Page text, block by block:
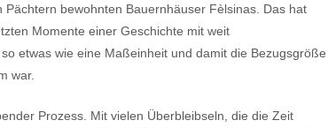
bewohnten Bauernhäuser Fèlsinas. Das hat
­Momente einer Geschichte mit weit
etwas wie eine Maßeinheit und damit die Bezugsgröße
war.
Prozess. Mit vielen Überbleibseln, die die Zeit